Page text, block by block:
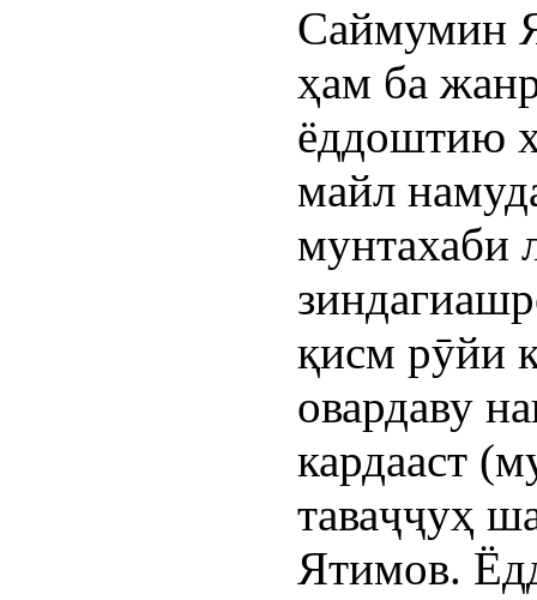
Саймумин
ҳам ба
ёддоштию
майл
мунтахаби
қисм рӯйи
овардаву
кардааст
таваҷҷуҳ
Ятимов.